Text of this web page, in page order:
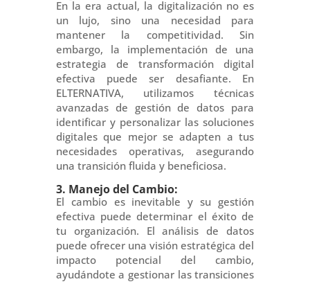
En la era actual, la digitalización no es
un lujo, sino una necesidad para
mantener la competitividad. Sin
embargo, la implementación de una
estrategia de transformación digital
efectiva puede ser desafiante. En
ELTERNATIVA, utilizamos técnicas
avanzadas de gestión de datos para
identificar y personalizar las soluciones
digitales que mejor se adapten a tus
necesidades operativas, asegurando
una transición fluida y beneficiosa.
3. Manejo del Cambio:
El cambio es inevitable y su gestión
efectiva puede determinar el éxito de
tu organización. El análisis de datos
puede ofrecer una visión estratégica del
impacto potencial del cambio,
ayudándote a gestionar las transiciones